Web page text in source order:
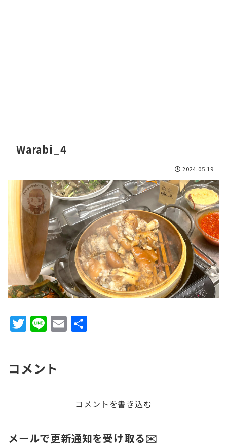
Warabi_4
2024.05.19
T
w
te
Li
n
E
m
コメント
コメントを書き込む
メールで更新通知を受け取る✉️